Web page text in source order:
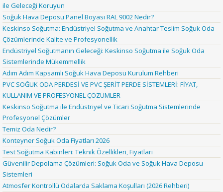
ile Geleceği Koruyun
Soğuk Hava Deposu Panel Boyası RAL 9002 Nedir?
Keskinso Soğutma: Endüstriyel Soğutma ve Anahtar Teslim Soğuk Oda
Çözümlerinde Kalite ve Profesyonellik
Endüstriyel Soğutmanın Geleceği: Keskinso Soğutma ile Soğuk Oda
Sistemlerinde Mükemmellik
Adım Adım Kapsamlı Soğuk Hava Deposu Kurulum Rehberi
PVC SOĞUK ODA PERDESİ VE PVC ŞERİT PERDE SİSTEMLERİ: FİYAT,
KULLANIM VE PROFESYONEL ÇÖZÜMLER
Keskinso Soğutma ile Endüstriyel ve Ticari Soğutma Sistemlerinde
Profesyonel Çözümler
Temiz Oda Nedir?
Konteyner Soğuk Oda Fiyatları 2026
Test Soğutma Kabinleri: Teknik Özellikleri, Fiyatları
Güvenilir Depolama Çözümleri: Soğuk Oda ve Soğuk Hava Deposu
Sistemleri
Atmosfer Kontrollü Odalarda Saklama Koşulları (2026 Rehberi)